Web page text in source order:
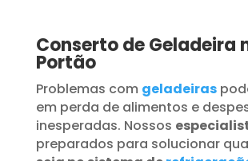
Conserto de Geladeira
Portão
Problemas com geladeiras
em perda de alimentos e
inesperadas. Nossos
preparados para solucionar